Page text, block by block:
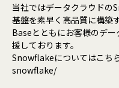
当社ではデータクラウドの
基盤を素早く高品質に構築
Baseとともにお客様のデ
援しております。
Snowflakeについてはこ
snowflake/